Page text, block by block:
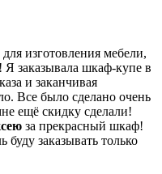
изготовления мебели,
заказывала шкаф-купе в
и заканчивая
Все было сделано очень
ещё скидку сделали!
за прекрасный шкаф!
заказывать только